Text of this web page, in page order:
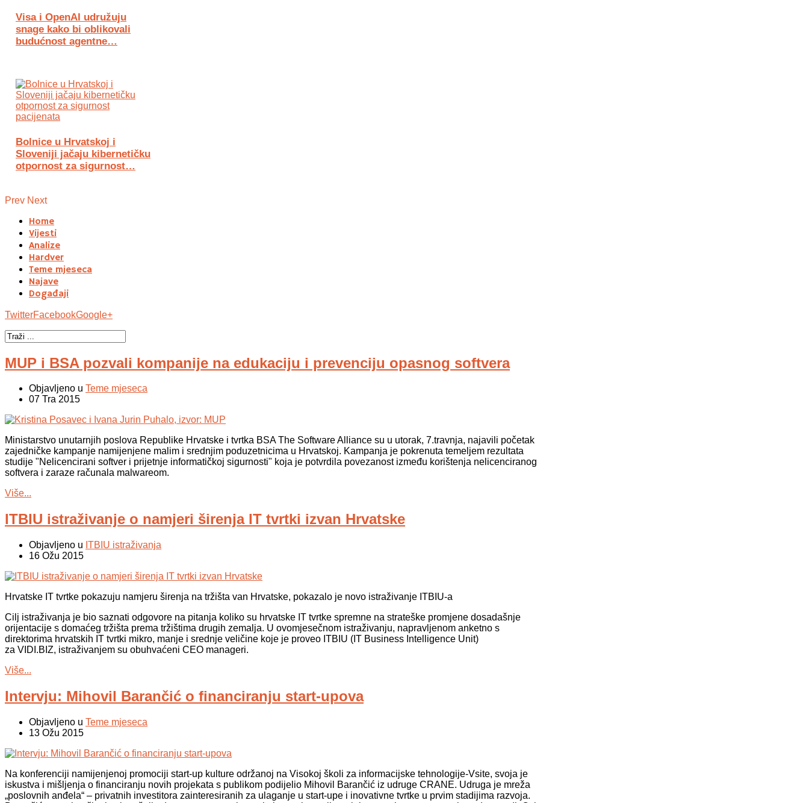
Visa i OpenAI udružuju
snage kako bi oblikovali
budućnost agentne…
Bolnice u Hrvatskoj i
Sloveniji jačaju kibernetičku
otpornost za sigurnost…
Prev Next
Home
Vijesti
Analize
Hardver
Teme mjeseca
Najave
Događaji
TwitterFacebookGoogle+
MUP i BSA pozvali kompanije na edukaciju i prevenciju opasnog softvera
Objavljeno u Teme mjeseca
07 Tra 2015
Ministarstvo unutarnjih poslova Republike Hrvatske i tvrtka BSA The Software Alliance su u utorak, 7.travnja, najavili početak
zajedničke kampanje namijenjene malim i srednjim poduzetnicima u Hrvatskoj. Kampanja je pokrenuta temeljem rezultata
studije "Nelicencirani softver i prijetnje informatičkoj sigurnosti" koja je potvrdila povezanost između korištenja nelicenciranog
softvera i zaraze računala malwareom.
Više...
ITBIU istraživanje o namjeri širenja IT tvrtki izvan Hrvatske
Objavljeno u ITBIU istraživanja
16 Ožu 2015
Hrvatske IT tvrtke pokazuju namjeru širenja na tržišta van Hrvatske, pokazalo je novo istraživanje ITBIU-a
Cilj istraživanja je bio saznati odgovore na pitanja koliko su hrvatske IT tvrtke spremne na strateške promjene dosadašnje
orijentacije s domaćeg tržišta prema tržištima drugih zemalja. U ovomjesečnom istraživanju, napravljenom anketno s
direktorima hrvatskih IT tvrtki mikro, manje i srednje veličine koje je proveo ITBIU (IT Business Intelligence Unit)
za VIDI.BIZ, istraživanjem su obuhvaćeni CEO manageri.
Više...
Intervju: Mihovil Barančić o financiranju start-upova
Objavljeno u Teme mjeseca
13 Ožu 2015
Na konferenciji namijenjenoj promociji start-up kulture održanoj na Visokoj školi za informacijske tehnologije-Vsite, svoja je
iskustva i mišljenja o financiranju novih projekata s publikom podijelio Mihovil Barančić iz udruge CRANE. Udruga je mreža
„poslovnih anđela“ – privatnih investitora zainteresiranih za ulaganje u start-upe i inovativne tvrtke u prvim stadijima razvoja.